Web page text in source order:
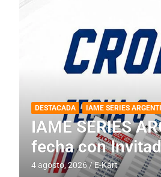
DESTACADA INFORME CENTRAL
RMC BUENOS
histórica en
4 agosto, 2026 E-Kart